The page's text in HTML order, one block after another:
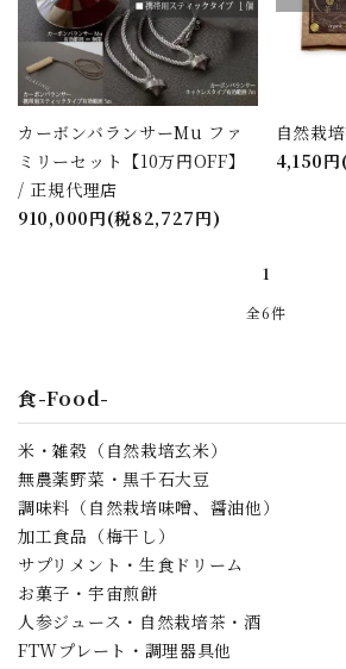
カーボンバランサーMu ファ
ミリーセット【10万円OFF】
/ 正規代理店
910,000円(税82,727円)
自然栽
4,150
1
全6件
キーワード
カテゴリー
食-Food-
米・雑穀（自然栽培玄米）
無農薬野菜・黒千石大豆
調味料（自然栽培味噌、醤油他）
加工食品（梅干し）
サプリメント・生食ドリーム
お菓子・宇宙煎餅
人参ジュース・自然栽培茶・酒
FTWプレート・調理器具他